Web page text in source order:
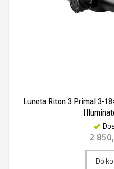
Luneta Riton 3 Primal 3-
2
Do